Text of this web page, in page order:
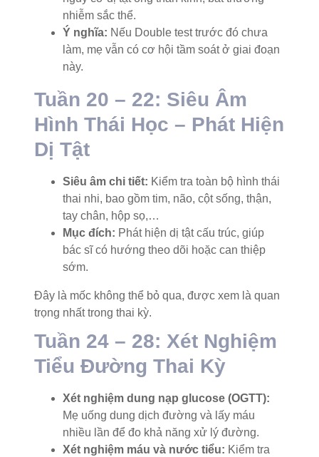
nhiễm sắc thể.
Ý nghĩa: Nếu Double test trước đó chưa
làm, mẹ vẫn có cơ hội tầm soát ở giai đoạn
này.
Tuần 20 – 22: Siêu Âm
Hình Thái Học – Phát Hiện
Dị Tật
Siêu âm chi tiết: Kiểm tra toàn bộ hình thái
thai nhi, bao gồm tim, não, cột sống, thận,
tay chân, hộp sọ,…
Mục đích: Phát hiện dị tật cấu trúc, giúp
bác sĩ có hướng theo dõi hoặc can thiệp
sớm.
Đây là mốc không thể bỏ qua, được xem là quan
trọng nhất trong thai kỳ.
Tuần 24 – 28: Xét Nghiệm
Tiểu Đường Thai Kỳ
Xét nghiệm dung nạp glucose (OGTT):
Mẹ uống dung dịch đường và lấy máu
nhiều lần để đo khả năng xử lý đường.
Xét nghiệm máu và nước tiểu: Kiểm tra